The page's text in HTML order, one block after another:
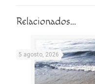
Relacionados...
5 agosto, 2026